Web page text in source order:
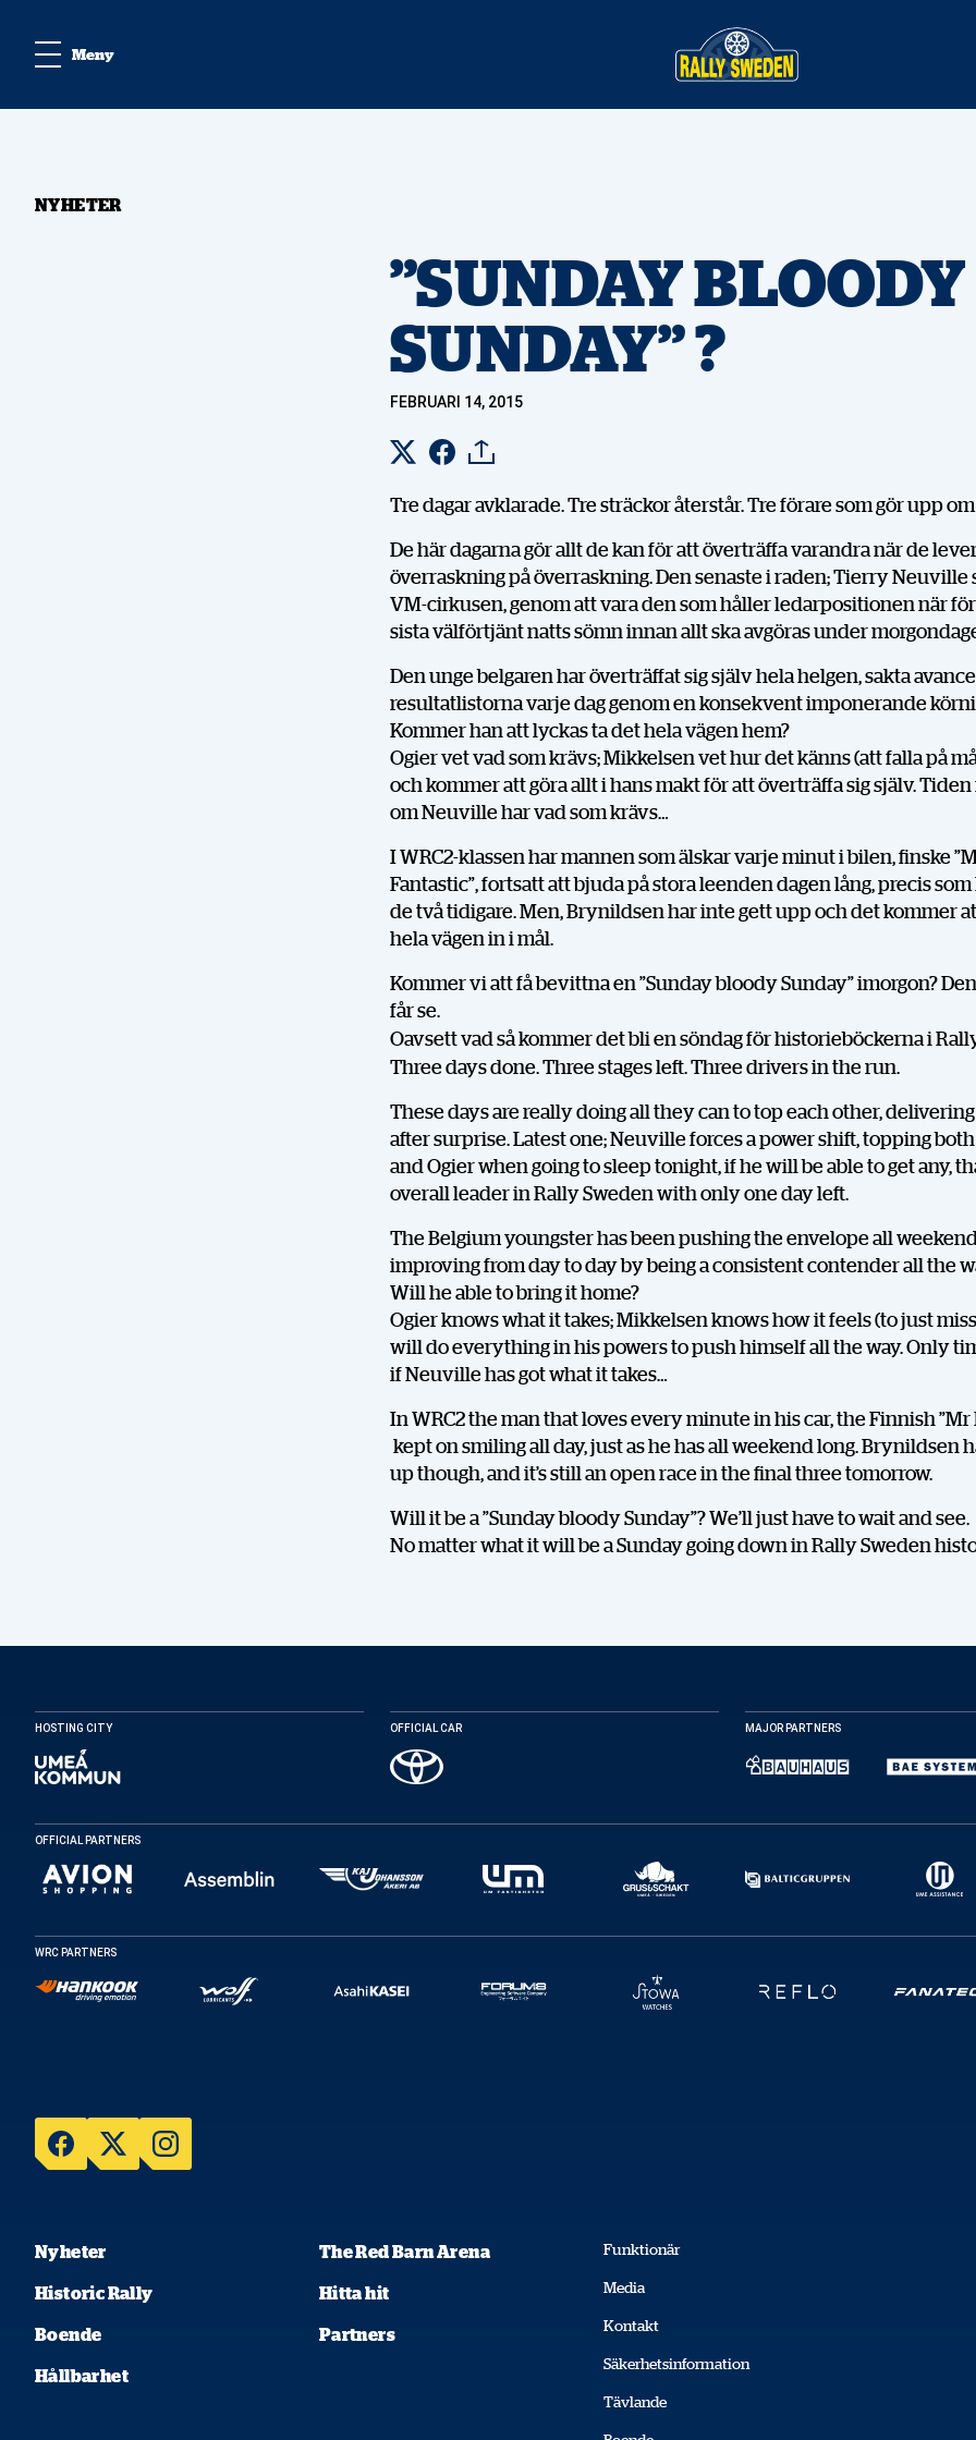
Meny
NYHETER
”SUNDAY BLOODY
SUNDAY” ?
FEBRUARI 14, 2015
Tre dagar avklarade. Tre sträckor återstår. Tre förare som gör upp
De här dagarna gör allt de kan för att överträffa varandra när de
överraskning på överraskning. Den senaste i raden; Tierry Neuville
VM-cirkusen, genom att vara den som håller ledarpositionen när
sista välförtjänt natts sömn innan allt ska avgöras under
Den unge belgaren har överträffat sig själv hela helgen, sakta
resultatlistorna varje dag genom en konsekvent imponerande
Kommer han att lyckas ta det hela vägen hem?
Ogier vet vad som krävs; Mikkelsen vet hur det känns (att falla på
och kommer att göra allt i hans makt för att överträffa sig själv.
om Neuville har vad som krävs…
I WRC2-klassen har mannen som älskar varje minut i bilen, finske
Fantastic”, fortsatt att bjuda på stora leenden dagen lång, precis
de två tidigare. Men, Brynildsen har inte gett upp och det kommer
hela vägen in i mål.
Kommer vi att få bevittna en ”Sunday bloody Sunday” imorgon?
får se.
Oavsett vad så kommer det bli en söndag för historieböckerna i
Three days done. Three stages left. Three drivers in the run.
These days are really doing all they can to top each other,
after surprise. Latest one; Neuville forces a power shift, topping
and Ogier when going to sleep tonight, if he will be able to get any,
overall leader in Rally Sweden with only one day left.
The Belgium youngster has been pushing the envelope all
improving from day to day by being a consistent contender all the
Will he able to bring it home?
Ogier knows what it takes; Mikkelsen knows how it feels (to just
will do everything in his powers to push himself all the way. Only
if Neuville has got what it takes…
In WRC2 the man that loves every minute in his car, the Finnish ”Mr
kept on smiling all day, just as he has all weekend long. Brynildsen
up though, and it’s still an open race in the final three tomorrow.
Will it be a ”Sunday bloody Sunday”? We’ll just have to wait and see.
No matter what it will be a Sunday going down in Rally Sweden
HOSTING CITY OFFICIAL CAR MAJOR PARTNERS
OFFICIAL PARTNERS
WRC PARTNERS
Nyheter The Red Barn Arena
Historic Rally Hitta hit
Boende Partners
Hållbarhet
Funktionär
Media
Kontakt
Säkerhetsinformation
Tävlande
DELA
Facebook
Kopiera